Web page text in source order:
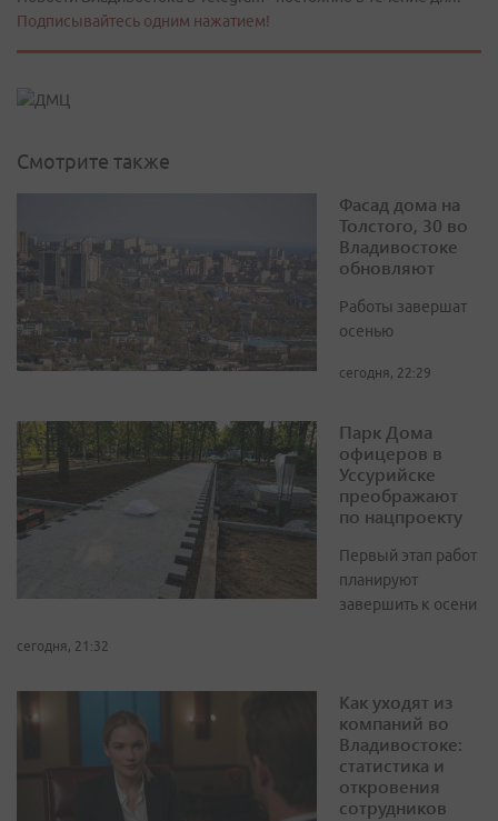
Подписывайтесь одним нажатием!
Смотрите также
Фасад дома на
Толстого, 30 во
Владивостоке
обновляют
Работы завершат
осенью
сегодня, 22:29
Парк Дома
офицеров в
Уссурийске
преображают
по нацпроекту
Первый этап работ
планируют
завершить к осени
сегодня, 21:32
Как уходят из
компаний во
Владивостоке:
статистика и
откровения
сотрудников